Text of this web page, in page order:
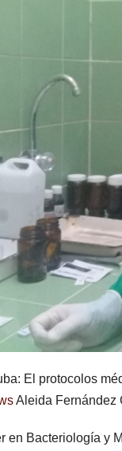
El protocolos
Aleida Fernández
en Bacteriología y